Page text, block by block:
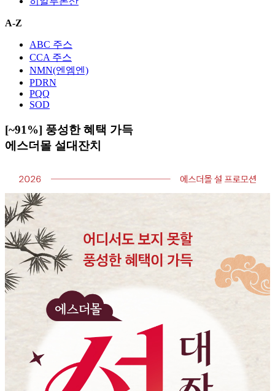
A-Z
ABC 주스
CCA 주스
NMN(엔엠엔)
PDRN
PQQ
SOD
[~91%] 풍성한 혜택 가득
에스더몰 설대잔치